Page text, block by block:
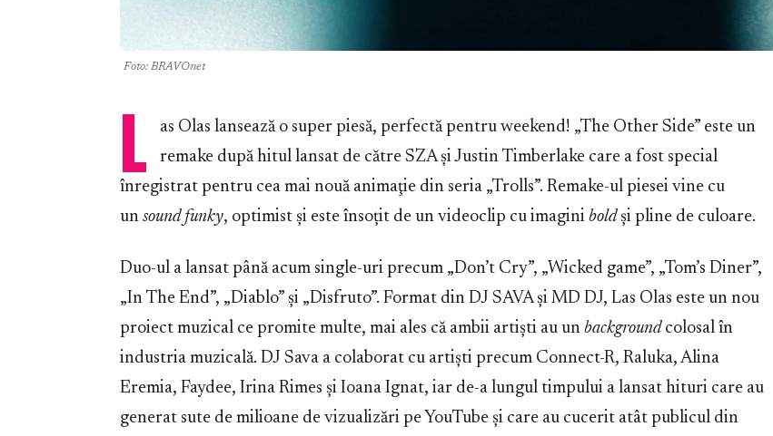
Foto: BRAVOnet
L
as Olas lansează o super piesă, perfectă pentru weekend! „The Other Side” este un
remake după hitul lansat de către SZA și Justin Timberlake care a fost special
înregistrat pentru cea mai nouă animaţie din seria „Trolls”. Remake-ul piesei vine cu
un sound funky, optimist și este însoțit de un videoclip cu imagini boldși pline de culoare.
Duo-ul a lansat până acum single-uri precum „Don’t Cry”, „Wicked game”, „Tom’s Diner”,
„In The End”, „Diablo” și „Disfruto”. Format din DJ SAVA și MD DJ, Las Olas este un nou
proiect muzical ce promite multe, mai ales că ambii artiști au un backgroundcolosal în
industria muzicală. DJ Sava a colaborat cu artiști precum Connect-R, Raluka, Alina
Eremia, Faydee, Irina Rimes și Ioana Ignat, iar de-a lungul timpului a lansat hituri care au
generat sute de milioane de vizualizări pe YouTube și care au cucerit atât publicul din